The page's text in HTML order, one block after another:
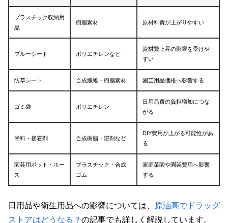
プラスチック収納用
品
樹脂素材 原材料費が上がりやすい
ブルーシート ポリエチレンなど
資材費上昇の影響を受けや
すい
防草シート 合成繊維・樹脂素材 園芸用品価格へ影響する
ゴミ袋 ポリエチレン
日用品費の負担増加につな
がる
塗料・接着剤 合成樹脂・溶剤など
DIY費用が上がる可能性があ
る
園芸用ポット・ホー
ス
プラスチック・合成
ゴム
家庭菜園や園芸費用へ影響
する
日用品や衛生用品への影響については、 原油高でドラッグ
ストアはどうなる？ の記事でも詳しく解説しています。